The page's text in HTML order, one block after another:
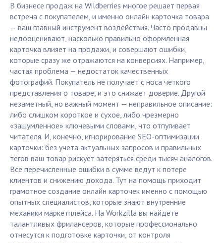
В бизнесе продаж на Wildberries многое решает первая
встреча с покупателем, и именно онлайн карточка товара
— ваш главный инструмент воздействия. Часто продавцы
недооценивают, насколько правильно оформленная
карточка влияет на продажи, и совершают ошибки,
которые сразу же отражаются на конверсиях. Например,
частая проблема — недостаток качественных
фотографий. Покупатель не получает с носа четкого
представления о товаре, и это снижает доверие. Другой
незаметный, но важный момент — неправильное описание:
либо слишком короткое и сухое, либо чрезмерно
«зашумленное» ключевыми словами, что отпугивает
читателя. И, конечно, игнорирование SEO-оптимизации
карточки: без учета актуальных запросов и правильных
тегов ваш товар рискует затеряться среди тысяч аналогов.
Все перечисленные ошибки в сумме ведут к потере
клиентов и снижению дохода. Тут на помощь приходит
грамотное создание онлайн карточек именно с помощью
опытных специалистов, которые знают внутренние
механики маркетплейса. На Workzilla вы найдете
талантливых фрилансеров, которые профессионально
отнесутся к подготовке карточки, от контроля